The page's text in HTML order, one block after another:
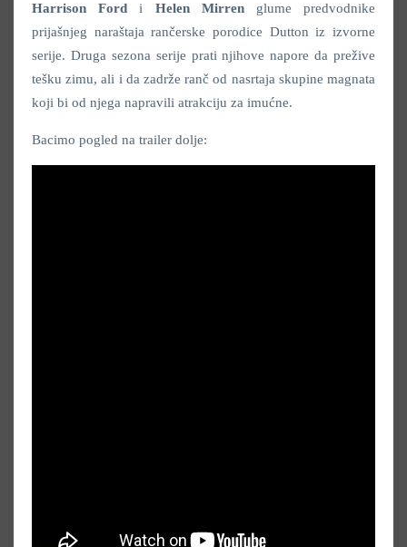
Harrison Fordi Helen Mirren glume predvodnike
prijašnjeg naraštaja rančerske porodice Dutton iz izvorne
serije. Druga sezona serije prati njihove napore da prežive
tešku zimu, ali i da zadrže ranč od nasrtaja skupine magnata
koji bi od njega napravili atrakciju za imućne.
Bacimo pogled na trailer dolje: